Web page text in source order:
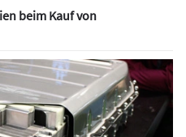
beim Kauf von